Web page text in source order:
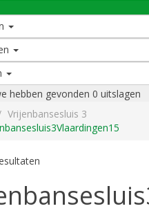
hebben gevonden 0 uitslagen
Vrijenbansesluis 3